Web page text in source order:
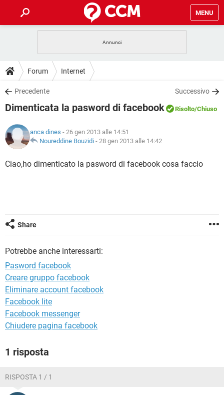
MENU
INTRATTENIMENTO
iOS
INSTAGRAM WHATSAPP
TIKTOK
HARDWARE
GUIDE
COVID-19
INSTAGRAM WHATSAPP
TIKTOK
HARDWARE
DOWNLOAD
COVID-19 GAMING
INTRATTENIMENTO
iOS WINDOWS 10
INSTAGRAM WHATSAPP
COVID-19 GAMING
INTRATTENIMENTO
iOS WINDOWS 10
HARDWARE
GLOSSARIO
COVID-19 GAMING
TIKTOK
Forum Internet
Precedente Successivo
Dimenticata la pasword di facebook Risolto/Chiuso
anca dines - 26 gen 2013 alle 14:51
Noureddine Bouzidi - 28 gen 2013 alle 14:42
Ciao,ho dimenticato la pasword di facebook cosa faccio
Share
Potrebbe anche interessarti:
Pasword facebook
Creare gruppo facebook
Eliminare account facebook
Facebook lite
Facebook messenger
Chiudere pagina facebook
1 risposta
RISPOSTA 1 / 1